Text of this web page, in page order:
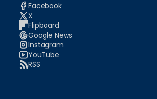
Facebook
X
Flipboard
Google News
Instagram
YouTube
RSS